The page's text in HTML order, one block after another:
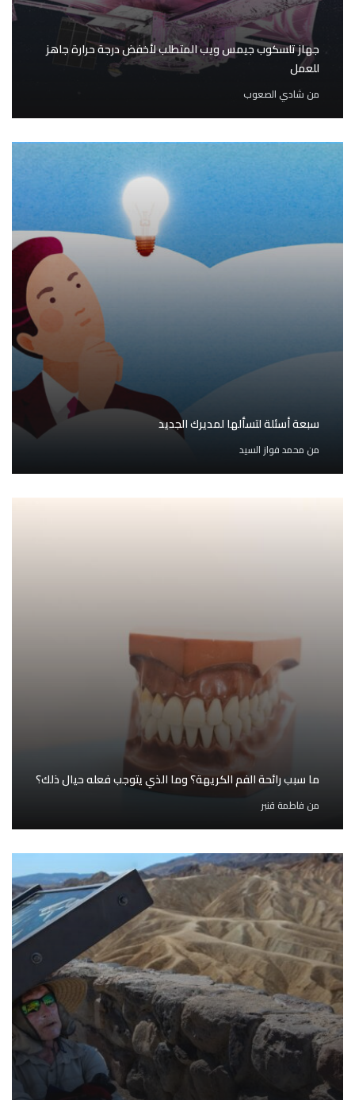
جهاز تلسكوب جيمس ويب المتطلب لأخفض درجة حرارة جاهز
للعمل
من شادي الصعوب
سبعة أسئلة لتسألها لمديرك الجديد
من محمد فواز السيد
ما سبب رائحة الفم الكريهة؟ وما الذي يتوجب فعله حيال ذلك؟
من فاطمة قنبر